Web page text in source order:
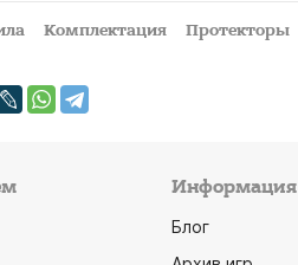
Комплектация Протекторы
Информация
Блог